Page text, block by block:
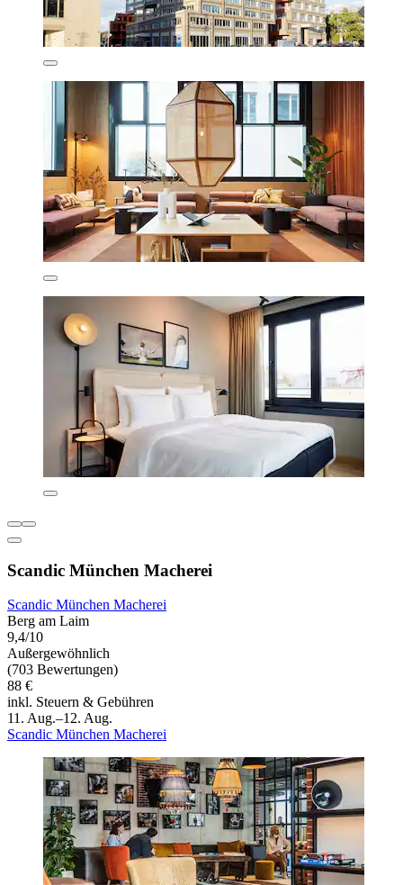
Scandic München Macherei
Scandic München Macherei
Berg am Laim
9,4/10
Außergewöhnlich
(703 Bewertungen)
88 €
inkl. Steuern & Gebühren
11. Aug.–12. Aug.
Scandic München Macherei